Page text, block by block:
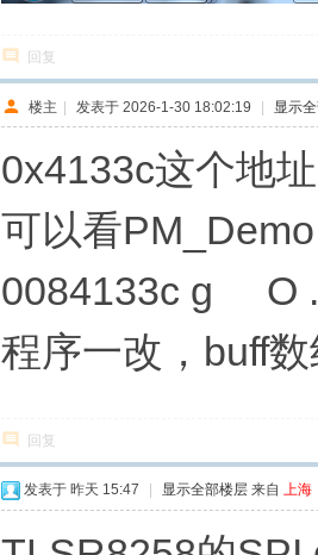
回复
楼主 | 发表于 2026-1-30 18:02:19 | 显示
0x4133c这个地
可以看
0084133c g O
程序一改，buff
回复
发表于 昨天 15:47 显示全部楼层 来自 上海